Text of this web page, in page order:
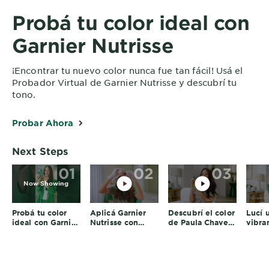
Probá tu color ideal con
Garnier Nutrisse
¡Encontrar tu nuevo color nunca fue tan fácil! Usá el
Probador Virtual de Garnier Nutrisse y descubrí tu
tono.
Probar Ahora
Next Steps
01
Now Showing
Probá tu color
ideal con Garnier
02
Aplicá Garnier
Nutrisse con
03
Descubrí el color
de Paula Chaves
Lucí